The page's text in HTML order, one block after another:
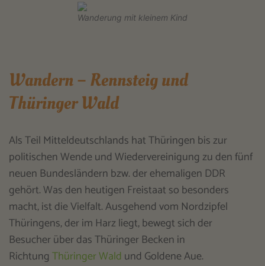
Wanderung mit kleinem Kind
Wandern – Rennsteig und
Thüringer Wald
Als Teil Mitteldeutschlands hat Thüringen bis zur
politischen Wende und Wiedervereinigung zu den fünf
neuen Bundesländern bzw. der ehemaligen DDR
gehört. Was den heutigen Freistaat so besonders
macht, ist die Vielfalt. Ausgehend vom Nordzipfel
Thüringens, der im Harz liegt, bewegt sich der
Besucher über das Thüringer Becken in
Richtung Thüringer Wald und Goldene Aue.